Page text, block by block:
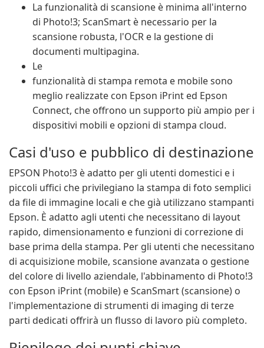
La funzionalità di scansione è minima all'interno
di Photo!3; ScanSmart è necessario per la
scansione robusta, l'OCR e la gestione di
documenti multipagina.
Le
funzionalità di stampa remota e mobile sono
meglio realizzate con Epson iPrint ed Epson
Connect, che offrono un supporto più ampio per i
dispositivi mobili e opzioni di stampa cloud.
Casi d'uso e pubblico di destinazione
EPSON Photo!3 è adatto per gli utenti domestici e i
piccoli uffici che privilegiano la stampa di foto semplici
da file di immagine locali e che già utilizzano stampanti
Epson. È adatto agli utenti che necessitano di layout
rapido, dimensionamento e funzioni di correzione di
base prima della stampa. Per gli utenti che necessitano
di acquisizione mobile, scansione avanzata o gestione
del colore di livello aziendale, l'abbinamento di Photo!3
con Epson iPrint (mobile) e ScanSmart (scansione) o
l'implementazione di strumenti di imaging di terze
parti dedicati offrirà un flusso di lavoro più completo.